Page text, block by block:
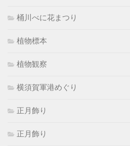
桶川べに花まつり
植物標本
植物観察
横須賀軍港めぐり
正月飾り
正月飾り